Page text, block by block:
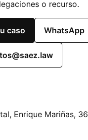
o recurso.
caso WhatsApp
Enrique Mariñas,